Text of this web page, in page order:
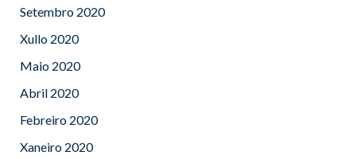
Setembro 2020
Xullo 2020
Maio 2020
Abril 2020
Febreiro 2020
Xaneiro 2020